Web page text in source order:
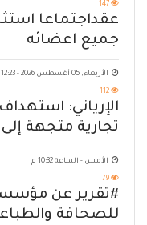
147
عقداجتماعا
جميع اعضائه
الأربعاء, 05 أغسطس 2026 - 12:23 ص
112
الإرياني:
تجارية متجهة
يكشف حصار
الأمس - الساعة 10:32 م
79
للصحافة